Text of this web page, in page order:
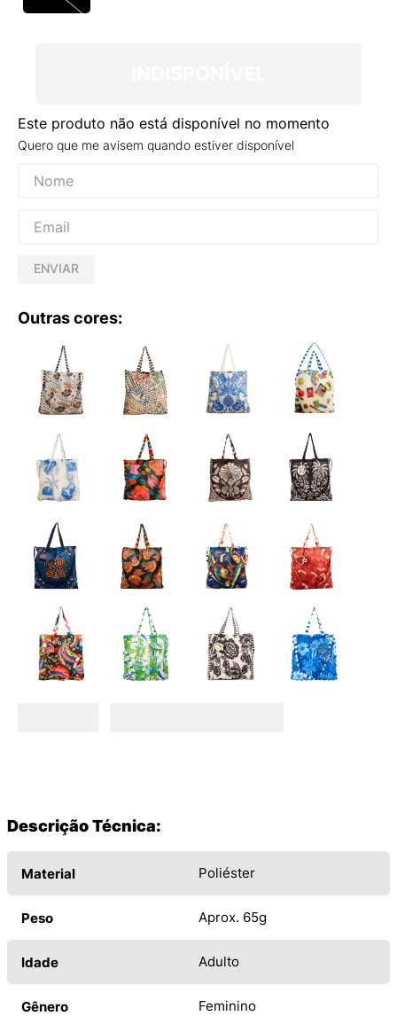
Este produto não está disponível no momento
Quero que me avisem quando estiver disponível
ENVIAR
Outras cores:
Descrição Técnica:
Material Poliéster
Peso Aprox. 65g
Idade Adulto
Gênero Feminino
VANS TÊNIS VANS ULTRARANGE